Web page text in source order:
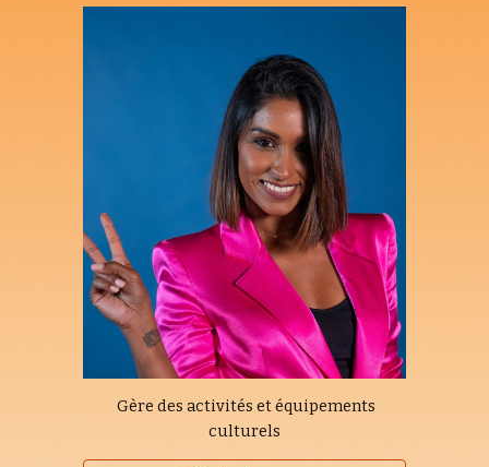
Gère des activités et équipements
culturels